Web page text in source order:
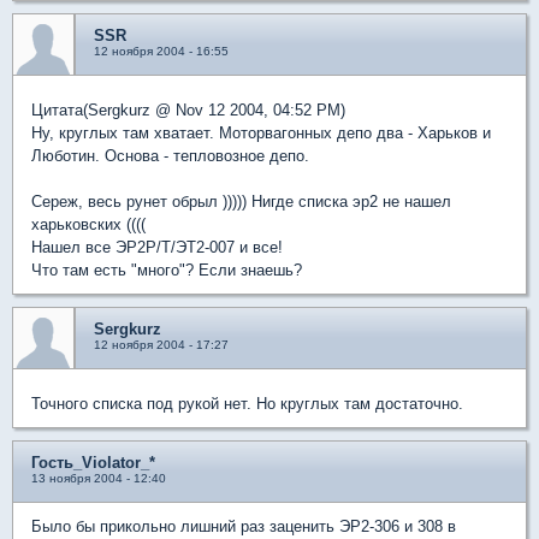
SSR
12 ноября 2004 - 16:55
Цитата(Sergkurz @ Nov 12 2004, 04:52 PM)
Ну, круглых там хватает. Моторвагонных депо два - Харьков и
Люботин. Основа - тепловозное депо.
Сереж, весь рунет обрыл ))))) Нигде списка эр2 не нашел
харьковских ((((
Нашел все ЭР2Р/Т/ЭТ2-007 и все!
Что там есть "много"? Если знаешь?
Sergkurz
12 ноября 2004 - 17:27
Точного списка под рукой нет. Но круглых там достаточно.
Гость_Violator_*
13 ноября 2004 - 12:40
Было бы прикольно лишний раз заценить ЭР2-306 и 308 в